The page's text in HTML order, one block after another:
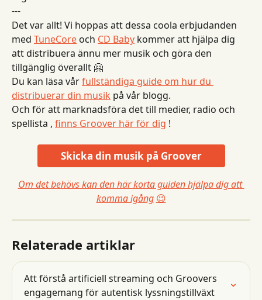
---
Det var allt! Vi hoppas att dessa coola erbjudanden
med TuneCore och CD Baby kommer att hjälpa dig
att distribuera ännu mer musik och göra den
tillgänglig överallt 🤗
Du kan läsa vår fullständiga guide om hur du
distribuerar din musik på vår blogg.
Och för att marknadsföra det till medier, radio och
spellista , finns Groover här för dig !
Skicka din musik på Groover
Om det behövs kan den här korta guiden hjälpa dig att
komma igång 😉
Relaterade artiklar
Att förstå artificiell streaming och Groovers
engagemang för autentisk lyssningstillväxt